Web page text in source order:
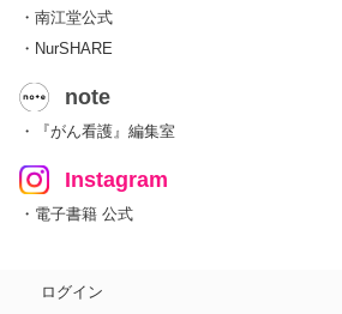
・南江堂公式
・NurSHARE
note
・『がん看護』編集室
Instagram
・電子書籍 公式
ログイン